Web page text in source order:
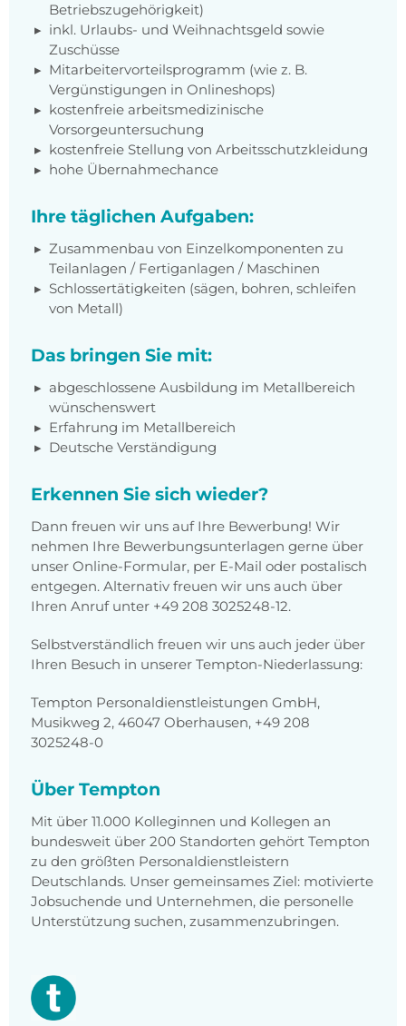
Betriebszugehörigkeit)
inkl. Urlaubs- und Weihnachtsgeld sowie
Zuschüsse
Mitarbeitervorteilsprogramm (wie z. B.
Vergünstigungen in Onlineshops)
kostenfreie arbeitsmedizinische
Vorsorgeuntersuchung
kostenfreie Stellung von Arbeitsschutzkleidung
hohe Übernahmechance
Ihre täglichen Aufgaben:
Zusammenbau von Einzelkomponenten zu
Teilanlagen / Fertiganlagen / Maschinen
Schlossertätigkeiten (sägen, bohren, schleifen
von Metall)
Das bringen Sie mit:
abgeschlossene Ausbildung im Metallbereich
wünschenswert
Erfahrung im Metallbereich
Deutsche Verständigung
Erkennen Sie sich wieder?
Dann freuen wir uns auf Ihre Bewerbung! Wir
nehmen Ihre Bewerbungsunterlagen gerne über
unser Online-Formular, per E-Mail oder postalisch
entgegen. Alternativ freuen wir uns auch über
Ihren Anruf unter +49 208 3025248-12.
Selbstverständlich freuen wir uns auch jeder über
Ihren Besuch in unserer Tempton-Niederlassung:
Tempton Personaldienstleistungen GmbH,
Musikweg 2, 46047 Oberhausen, +49 208
3025248-0
Über Tempton
Mit über 11.000 Kolleginnen und Kollegen an
bundesweit über 200 Standorten gehört Tempton
zu den größten Personaldienstleistern
Deutschlands. Unser gemeinsames Ziel: motivierte
Jobsuchende und Unternehmen, die personelle
Unterstützung suchen, zusammenzubringen.